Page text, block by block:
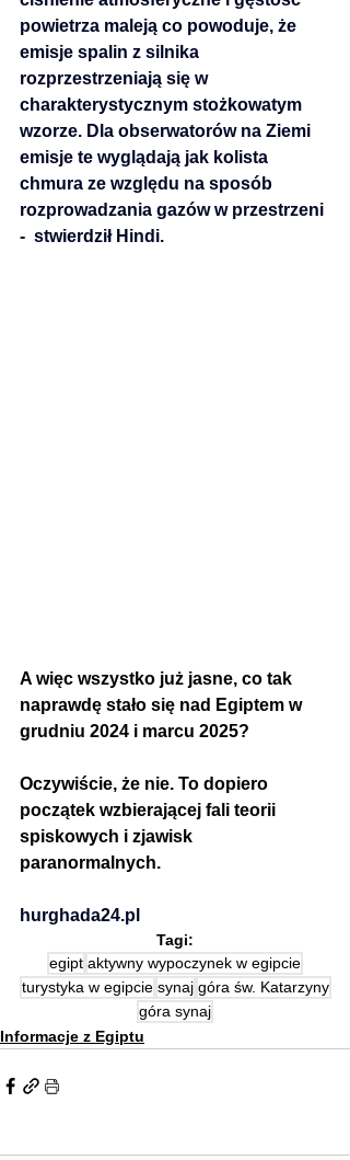
powietrza maleją co powoduje, że
emisje spalin z silnika
rozprzestrzeniają się w
charakterystycznym stożkowatym
wzorze. Dla obserwatorów na Ziemi
emisje te wyglądają jak kolista
chmura ze względu na sposób
rozprowadzania gazów w przestrzeni
-  stwierdził Hindi.
A więc wszystko już jasne, co tak
naprawdę stało się nad Egiptem w
grudniu 2024 i marcu 2025?
Oczywiście, że nie. To dopiero
początek wzbierającej fali teorii
spiskowych i zjawisk
paranormalnych.
hurghada24.pl
Tagi:
egipt aktywny wypoczynek w egipcie
turystyka w egipcie synaj góra św. Katarzyny
góra synaj
Informacje z Egiptu